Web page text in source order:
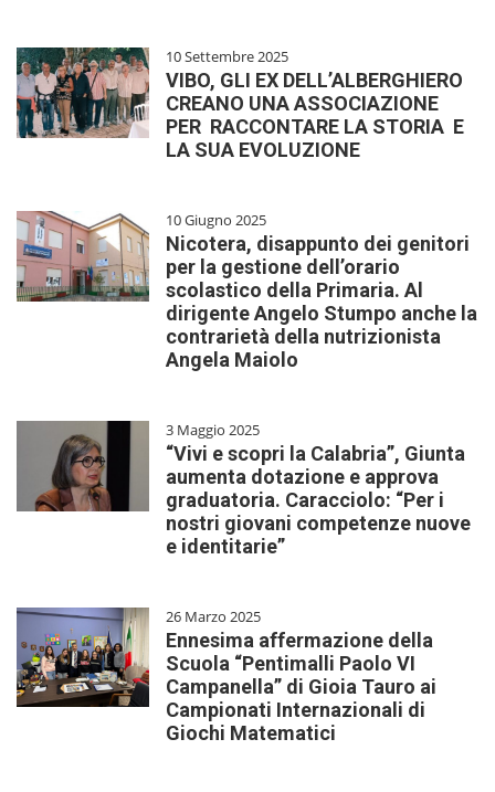
10 Settembre 2025
VIBO, GLI EX DELL’ALBERGHIERO
CREANO UNA ASSOCIAZIONE
PER RACCONTARE LA STORIA E
LA SUA EVOLUZIONE
10 Giugno 2025
Nicotera, disappunto dei genitori
per la gestione dell’orario
scolastico della Primaria. Al
dirigente Angelo Stumpo anche la
contrarietà della nutrizionista
Angela Maiolo
3 Maggio 2025
“Vivi e scopri la Calabria”, Giunta
aumenta dotazione e approva
graduatoria. Caracciolo: “Per i
nostri giovani competenze nuove
e identitarie”
26 Marzo 2025
Ennesima affermazione della
Scuola “Pentimalli Paolo VI
Campanella” di Gioia Tauro ai
Campionati Internazionali di
Giochi Matematici